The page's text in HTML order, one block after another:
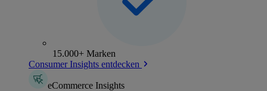
15.000+ Marken
Consumer Insights entdecken
eCommerce Insights